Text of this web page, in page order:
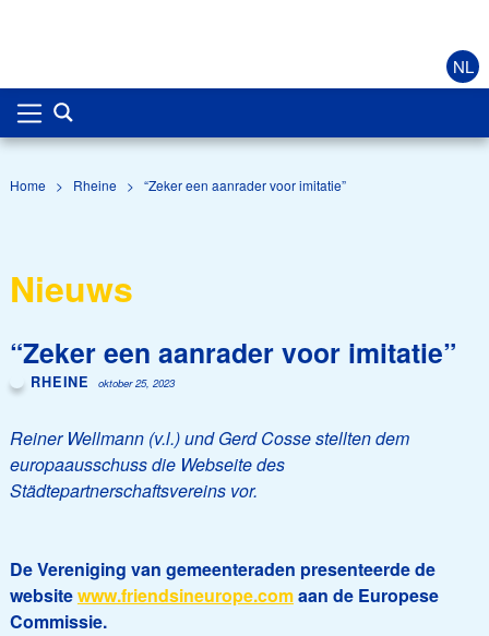
NL
Home > Rheine > “Zeker een aanrader voor imitatie”
Nieuws
“Zeker een aanrader voor imitatie”
RHEINE oktober 25, 2023
Reiner Wellmann (v.l.) und Gerd Cosse stellten dem
europaausschuss die Webseite des
Städtepartnerschaftsvereins vor.
De Vereniging van gemeenteraden presenteerde de
websitewww.friendsineurope.comaan de Europese
Commissie.